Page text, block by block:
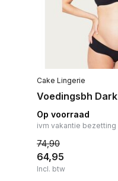
Cake Lingerie
Voedingsbh
Op voorraad
ivm vakantie bezetting
74,90
64,95
Incl. btw